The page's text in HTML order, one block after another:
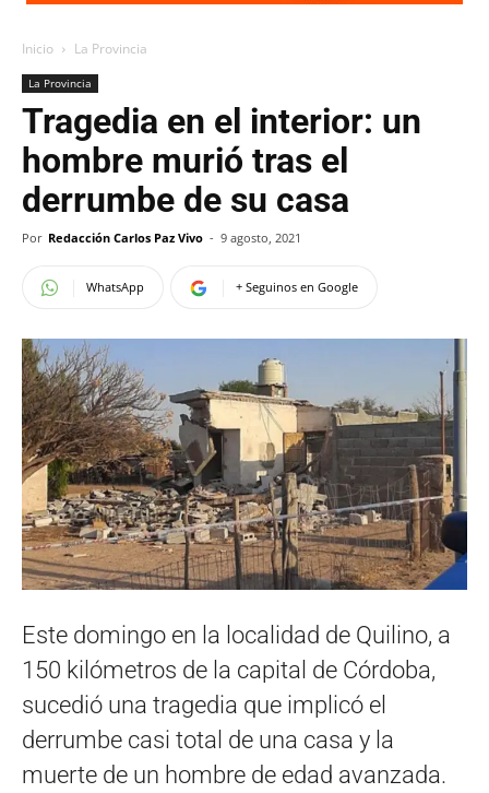
Inicio La Provincia
La Provincia
Tragedia en el interior: un
hombre murió tras el
derrumbe de su casa
Por Redacción Carlos Paz Vivo - 9 agosto, 2021
WhatsApp + Seguinos en Google
Este domingo en la localidad de Quilino, a
150 kilómetros de la capital de Córdoba,
sucedió una tragedia que implicó el
derrumbe casi total de una casa y la
muerte de un hombre de edad avanzada.